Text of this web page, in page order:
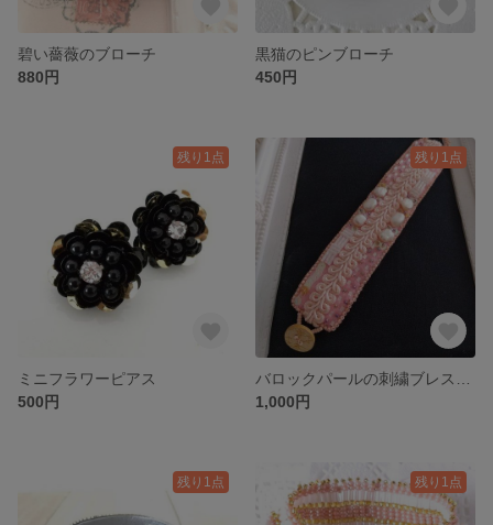
碧い薔薇のブローチ
880円
黒猫のピンブローチ
450円
残り1点
ミニフラワーピアス
500円
残り1点
1,000円
残り1点 残り1点